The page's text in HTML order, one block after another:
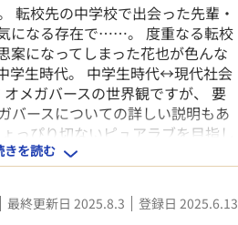
転校先の中学校で出会った先輩・
になる存在で……。 度重なる転校
案になってしまった花也が色んな
学生時代。 中学生時代↔︎現代社会
メガバースの世界観ですが、 要
バースについての詳しい説明もあ
っぴり切ないピュアラブを目指し
アでできています。 ※兄からの激
ょめちょめはありませんのでご安
待に添えず申し訳ありません。 ※
すので、念のためR設定してありま
きを読む
最終更新日 2025.8.3 登録日 2025.6.13